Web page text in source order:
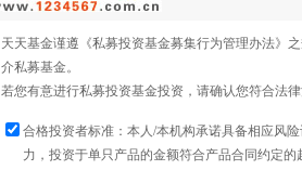
天天基金谨遵《私募投资基金募集行为管理办法》
介私募基金。
若您有意进行私募投资基金投资，请确认您符合法
合格投资者标准：本人/本机构承诺具备相应风
力，投资于单只产品的金额符合产品合同约定的